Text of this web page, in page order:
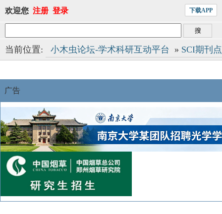
欢迎您 注册 登录 下载APP
当前位置: 小木虫论坛-学术科研互动平台 » SCI期刊
广告